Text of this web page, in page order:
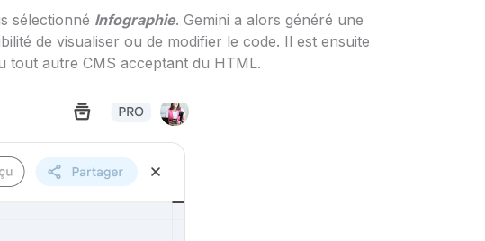
sélectionné Infographie. Gemini a alors généré une
de visualiser ou de modifier le code. Il est ensuite
tout autre CMS acceptant du HTML.